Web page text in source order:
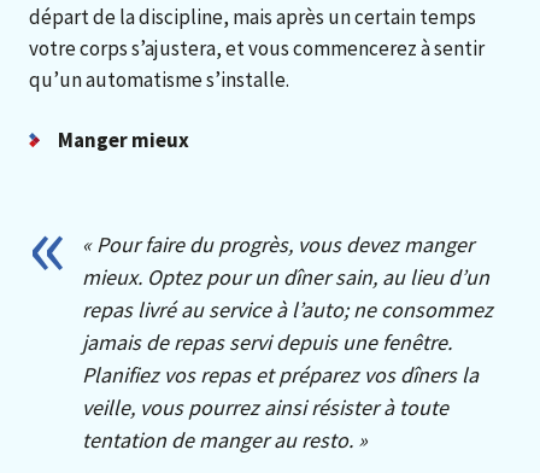
départ de la discipline, mais après un certain temps
votre corps s’ajustera, et vous commencerez à sentir
qu’un automatisme s’installe.
Manger mieux
« Pour faire du progrès, vous devez manger
mieux. Optez pour un dîner sain, au lieu d’un
repas livré au service à l’auto; ne consommez
jamais de repas servi depuis une fenêtre.
Planifiez vos repas et préparez vos dîners la
veille, vous pourrez ainsi résister à toute
tentation de manger au resto. »